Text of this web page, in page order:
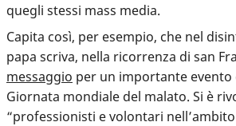
quegli stessi mass media.
Capita così, per esempio, che nel
papa scriva, nella ricorrenza di san
messaggio per un importante evento
Giornata mondiale del malato. Si è
“professionisti e volontari